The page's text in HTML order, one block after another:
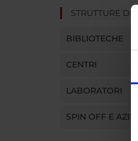
STRUTTURE
BIBLIOTECHE
CENTRI
LABORATORI
SPIN OFF E